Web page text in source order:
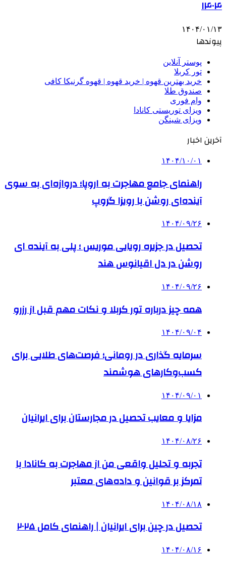
۱۴۰۴
۱۴۰۴/۰۱/۱۳
پیوندها
پوستر آنلاین
تور کربلا
خرید بهترین قهوه | خرید قهوه | قهوه گرنیکا کافی
صندوق طلا
وام فوری
ویزای توریستی کانادا
ویزای شینگن
آخرین اخبار
۱۴۰۴/۱۰/۰۱
راهنمای جامع مهاجرت به اروپا؛ دروازه‌ای به سوی
آینده‌ای روشن با رویزا گروپ
۱۴۰۴/۰۹/۲۶
تحصیل در جزیره رویایی موریس ؛ پلی به آینده ‌ای
روشن در دل اقیانوس ‌هند
۱۴۰۴/۰۹/۲۶
همه چیز درباره تور کربلا و نکات مهم قبل از رزرو
۱۴۰۴/۰۹/۰۴
سرمایه گذاری در رومانی؛ فرصت‌های طلایی برای
کسب‌وکارهای هوشمند
۱۴۰۴/۰۹/۰۱
مزایا و معایب تحصیل در مجارستان برای ایرانیان
۱۴۰۴/۰۸/۲۶
تجربه و تحلیل واقعی من از مهاجرت به کانادا با
تمرکز بر قوانین و داده‌های معتبر
۱۴۰۴/۰۸/۱۸
تحصیل در چین برای ایرانیان | راهنمای کامل ۲۰۲۵
۱۴۰۴/۰۸/۱۶